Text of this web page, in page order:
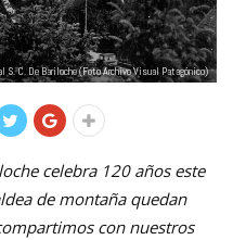
S. C. De Bariloche (Foto Archivo Visual Patagónico)
celebra 120 años este
de montaña quedan
con nuestros